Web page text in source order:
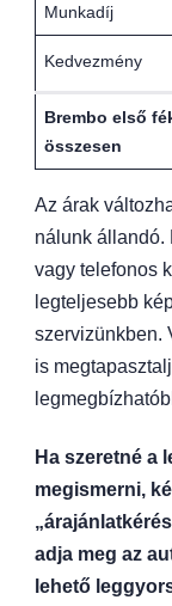
Munkadíj
Kedvezmény
Brembo első
összesen
Az árak
nálunk állandó.
vagy telefonos
legteljesebb
szervizünkben.
is
Ha szeretné a
megismerni,
adja meg az
lehető